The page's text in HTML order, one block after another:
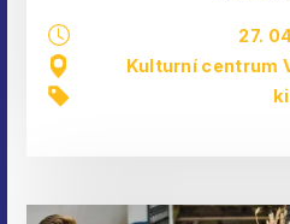
27.
Kulturní centrum